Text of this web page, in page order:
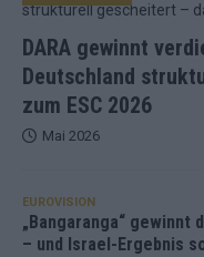
DARA gewinnt
Deutschland
zum ESC 2026
Mai 2026
EUROVISION
„Bangaranga“ gewinnt
– und Israel-Ergebnis